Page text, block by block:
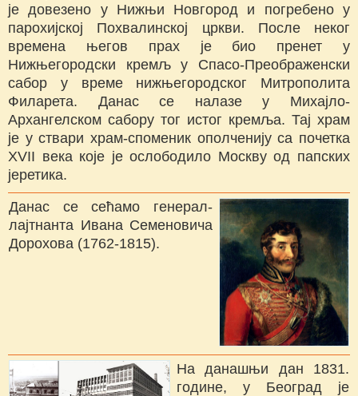
је довезено у Нижњи Новгород и погребено у
парохијској Похвалинској цркви. После неког
времена његов прах је био пренет у
Нижњегородски кремљ у Спасо-Преображенски
сабор у време нижњегородског Митрополита
Филарета. Данас се налазе у Михајло-
Архангелском сабору тог истог кремља. Тај храм
је у ствари храм-споменик ополченију са почетка
XVII века које је ослободило Москву од папских
јеретика.
Данас се сећамо генерал-
лајтнанта Ивана Семеновича
Дорохова (1762-1815).
На данашњи дан 1831.
године, у Београд је